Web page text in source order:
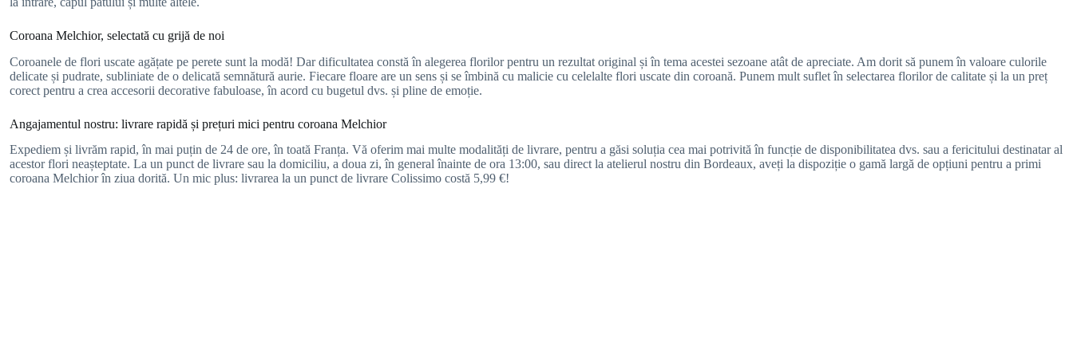
Coroana Melchior, selectată cu grijă de noi
Coroanele de flori uscate agățate pe perete sunt la modă! Dar dificultatea constă în alegerea florilor pentru un rezultat original și în tema acestei sezoane atât de apreciate. Am dorit să punem în valoare culorile
delicate și pudrate, subliniate de o delicată semnătură aurie. Fiecare floare are un sens și se îmbină cu malicie cu celelalte flori uscate din coroană. Punem mult suflet în selectarea florilor de calitate și la un preț
corect pentru a crea accesorii decorative fabuloase, în acord cu bugetul dvs. și pline de emoție.
Angajamentul nostru: livrare rapidă și prețuri mici pentru coroana Melchior
Expediem și livrăm rapid, în mai puțin de 24 de ore, în toată Franța. Vă oferim mai multe modalități de livrare, pentru a găsi soluția cea mai potrivită în funcție de disponibilitatea dvs. sau a fericitului destinatar al
acestor flori neașteptate. La un punct de livrare sau la domiciliu, a doua zi, în general înainte de ora 13:00, sau direct la atelierul nostru din Bordeaux, aveți la dispoziție o gamă largă de opțiuni pentru a primi
coroana Melchior în ziua dorită. Un mic plus: livrarea la un punct de livrare Colissimo costă 5,99 €!